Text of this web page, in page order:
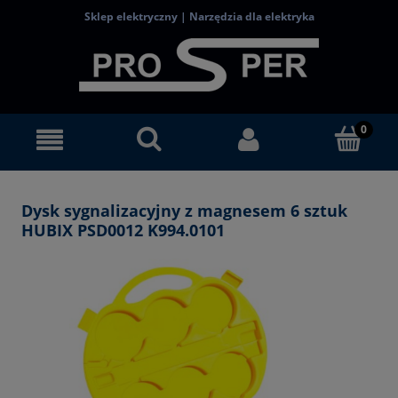
Sklep elektryczny | Narzędzia dla elektryka
Dysk sygnalizacyjny z magnesem 6 sztuk
HUBIX PSD0012 K994.0101